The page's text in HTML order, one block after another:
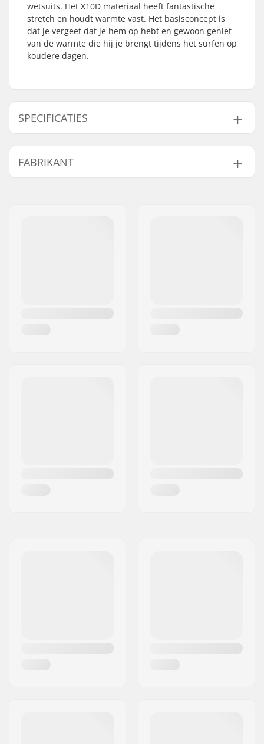
wetsuits. Het X10D materiaal heeft fantastische
stretch en houdt warmte vast. Het basisconcept is
dat je vergeet dat je hem op hebt en gewoon geniet
van de warmte die hij je brengt tijdens het surfen op
koudere dagen.
SPECIFICATIES
Dikte:
2mm
Activity:
Windsurfen, SUP
FABRIKANT